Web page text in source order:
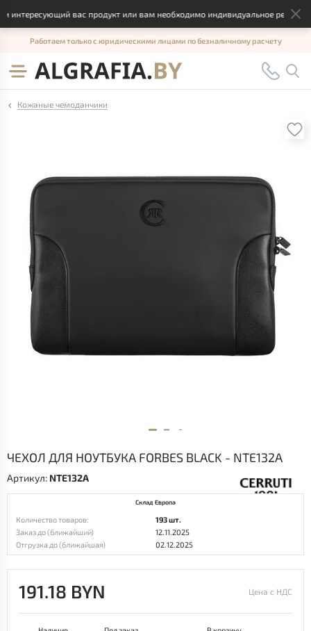
интересующий вас продукт или вам необходимо индивидуальное
Работаем только с юридическими лицами по безналичному расчету
Кожаные чемоданчики
ЧЕХОЛ ДЛЯ НОУТБУКА FORBES BLACK - NTE132A
Артикул: NTE132A
Склад Европа
Количество товаров:
193 шт.
Заказ до (ближайший)
12.11.2025
Отгрузка до (ближайшая)
02.12.2025
191.18 BYN Цена с НДС